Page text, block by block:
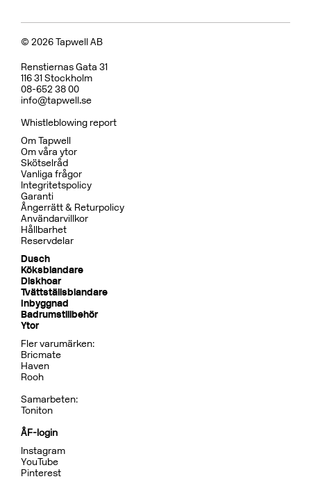
Koppar
BOX7200 ED2 Black Chrome
CR MB
Pris 29995 kr
Dusch
BOX7268 ED2 Black Chrome
CR MB